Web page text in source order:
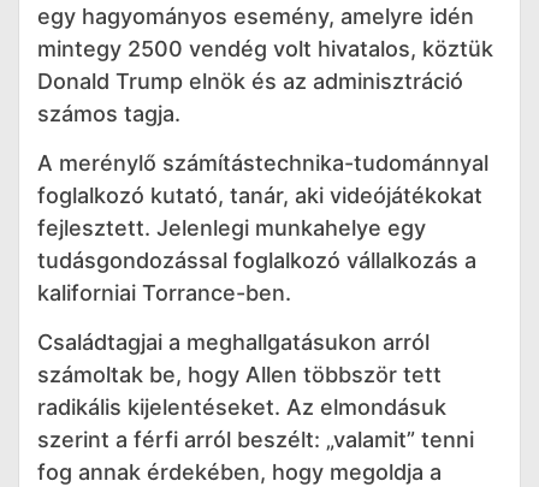
egy hagyományos esemény, amelyre idén
mintegy 2500 vendég volt hivatalos, köztük
Donald Trump elnök és az adminisztráció
számos tagja.
A merénylő számítástechnika-tudománnyal
foglalkozó kutató, tanár, aki videójátékokat
fejlesztett. Jelenlegi munkahelye egy
tudásgondozással foglalkozó vállalkozás a
kaliforniai Torrance-ben.
Családtagjai a meghallgatásukon arról
számoltak be, hogy Allen többször tett
radikális kijelentéseket. Az elmondásuk
szerint a férfi arról beszélt: „valamit” tenni
fog annak érdekében, hogy megoldja a